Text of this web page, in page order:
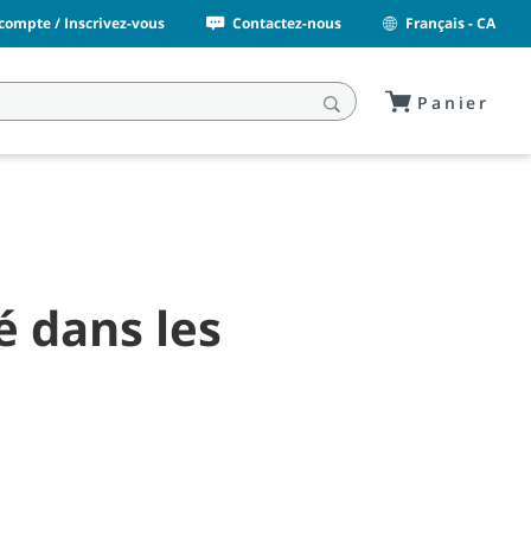
/ Inscrivez-vous Contactez-nous Français - CA
Panier
dans les